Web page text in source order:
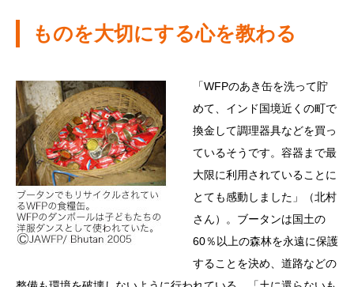
ものを大切にする心を教わる
「WFPのあき缶を洗って貯
めて、インド国境近くの町で
換金して調理器具などを買っ
ているそうです。容器まで最
大限に利用されていることに
とても感動しました」（北村
さん）。ブータンは国土の
60％以上の森林を永遠に保護
することを決め、道路などの